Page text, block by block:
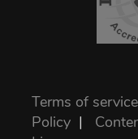
Terms of service
Policy |